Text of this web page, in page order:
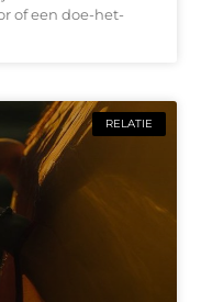
of een doe-het-
RELATIE